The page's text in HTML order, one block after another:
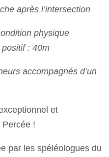
après l’intersection
physique
: 40m
accompagnés d’un
et
!
par les spéléologues du